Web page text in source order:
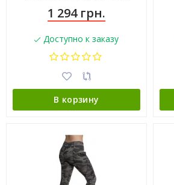
1 294 грн.
Доступно к заказу
В корзину